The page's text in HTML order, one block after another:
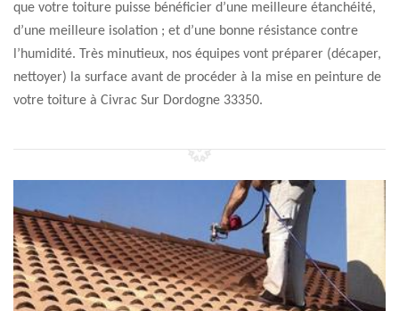
que votre toiture puisse bénéficier d’une meilleure étanchéité,
d’une meilleure isolation ; et d’une bonne résistance contre
l’humidité. Très minutieux, nos équipes vont préparer (décaper,
nettoyer) la surface avant de procéder à la mise en peinture de
votre toiture à Civrac Sur Dordogne 33350.